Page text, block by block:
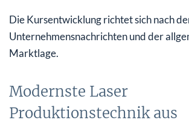
Die Kursentwicklung richtet sich nach
Unternehmensnachrichten und der
Marktlage.
Modernste Laser
Produktionstechnik aus